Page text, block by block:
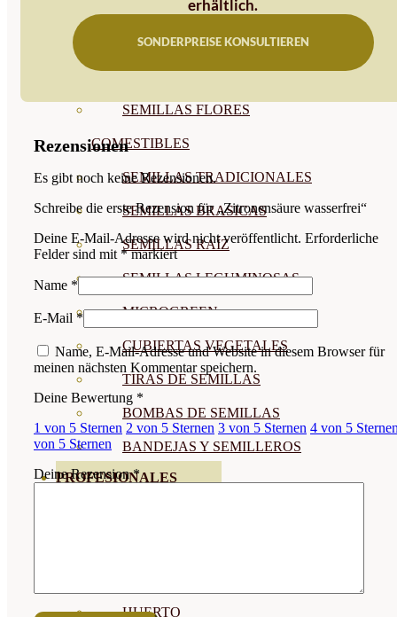
SEMILLAS AROMÁTICAS
SEMILLAS FLORES
SEMILLAS FLORES
COMESTIBLES
SEMILLAS TRADICIONALES
SEMILLAS BRASICAS
SEMILLAS RAÍZ
SEMILLAS LEGUMINOSAS
MICROGREEN
CUBIERTAS VEGETALES
TIRAS DE SEMILLAS
BOMBAS DE SEMILLAS
BANDEJAS Y SEMILLEROS
PROFESIONALES
HUERTO
erhältlich.
SONDERPREISE KONSULTIEREN
Rezensionen
Es gibt noch keine Rezensionen.
Schreibe die erste Rezension für „Zitronensäure wasserfrei“
Deine E-Mail-Adresse wird nicht veröffentlicht. Erforderliche
Felder sind mit *markiert
Name *
E-Mail *
Name, E-Mail-Adresse und Website in diesem Browser für
meinen nächsten Kommentar speichern.
Deine Bewertung *
1 von 5 Sternen 2 von 5 Sternen 3 von 5 Sternen 4 von 5
von 5 Sternen
Deine Rezension*